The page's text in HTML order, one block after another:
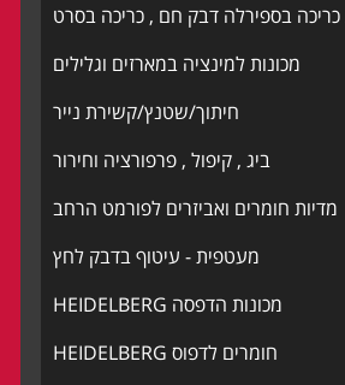
כריכה בספירלה דבק חם , כריכה בסרט
מכונות למינציה במארזים וגלילים
חיתוך/שטנץ/קשירת נייר
ביג , קיפול , פרפורציה וחירור
מדיות חומרים ואביזרים לפורמט הרחב
מעטפית - עיטוף בדבק לחץ
מכונות הדפסה HEIDELBERG
חומרים לדפוס HEIDELBERG